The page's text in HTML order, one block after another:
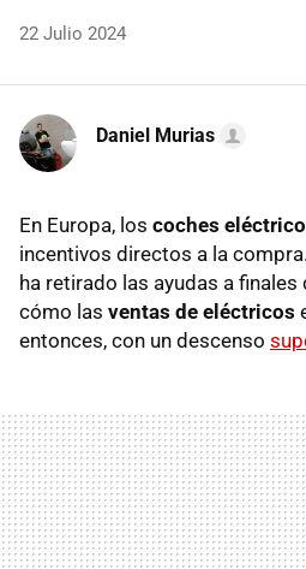
22 Julio 2024
Daniel Murias
En Europa, los coches
incentivos directos a la
ha retirado las ayudas a
cómo las ventas de eléctricos
entonces, con un descenso